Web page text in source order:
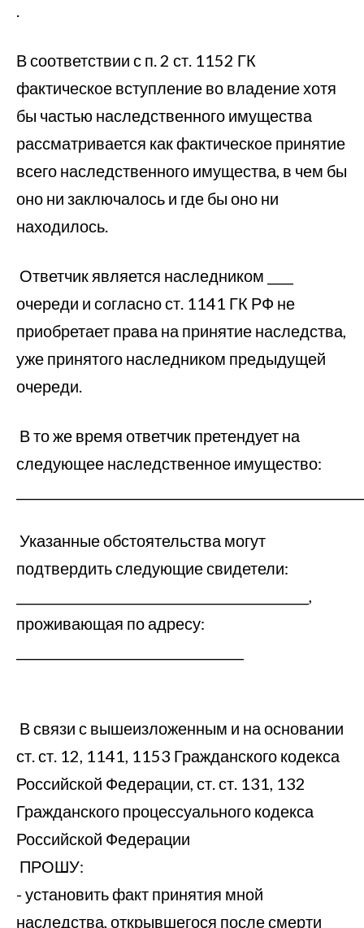
.
В соответствии с п. 2 ст. 1152 ГК
фактическое вступление во владение хотя
бы частью наследственного имущества
рассматривается как фактическое принятие
всего наследственного имущества, в чем бы
оно ни заключалось и где бы оно ни
находилось.
Ответчик является наследником ____
очереди и согласно ст. 1141 ГК РФ не
приобретает права на принятие наследства,
уже принятого наследником предыдущей
очереди.
В то же время ответчик претендует на
следующее наследственное имущество:
Указанные обстоятельства могут
подтвердить следующие свидетели:
_____________________________________________,
проживающая по адресу:
В связи с вышеизложенным и на основании
ст. ст. 12, 1141, 1153 Гражданского кодекса
Российской Федерации, ст. ст. 131, 132
Гражданского процессуального кодекса
Российской Федерации
ПРОШУ:
- установить факт принятия мной
наследства, открывшегося после смерти